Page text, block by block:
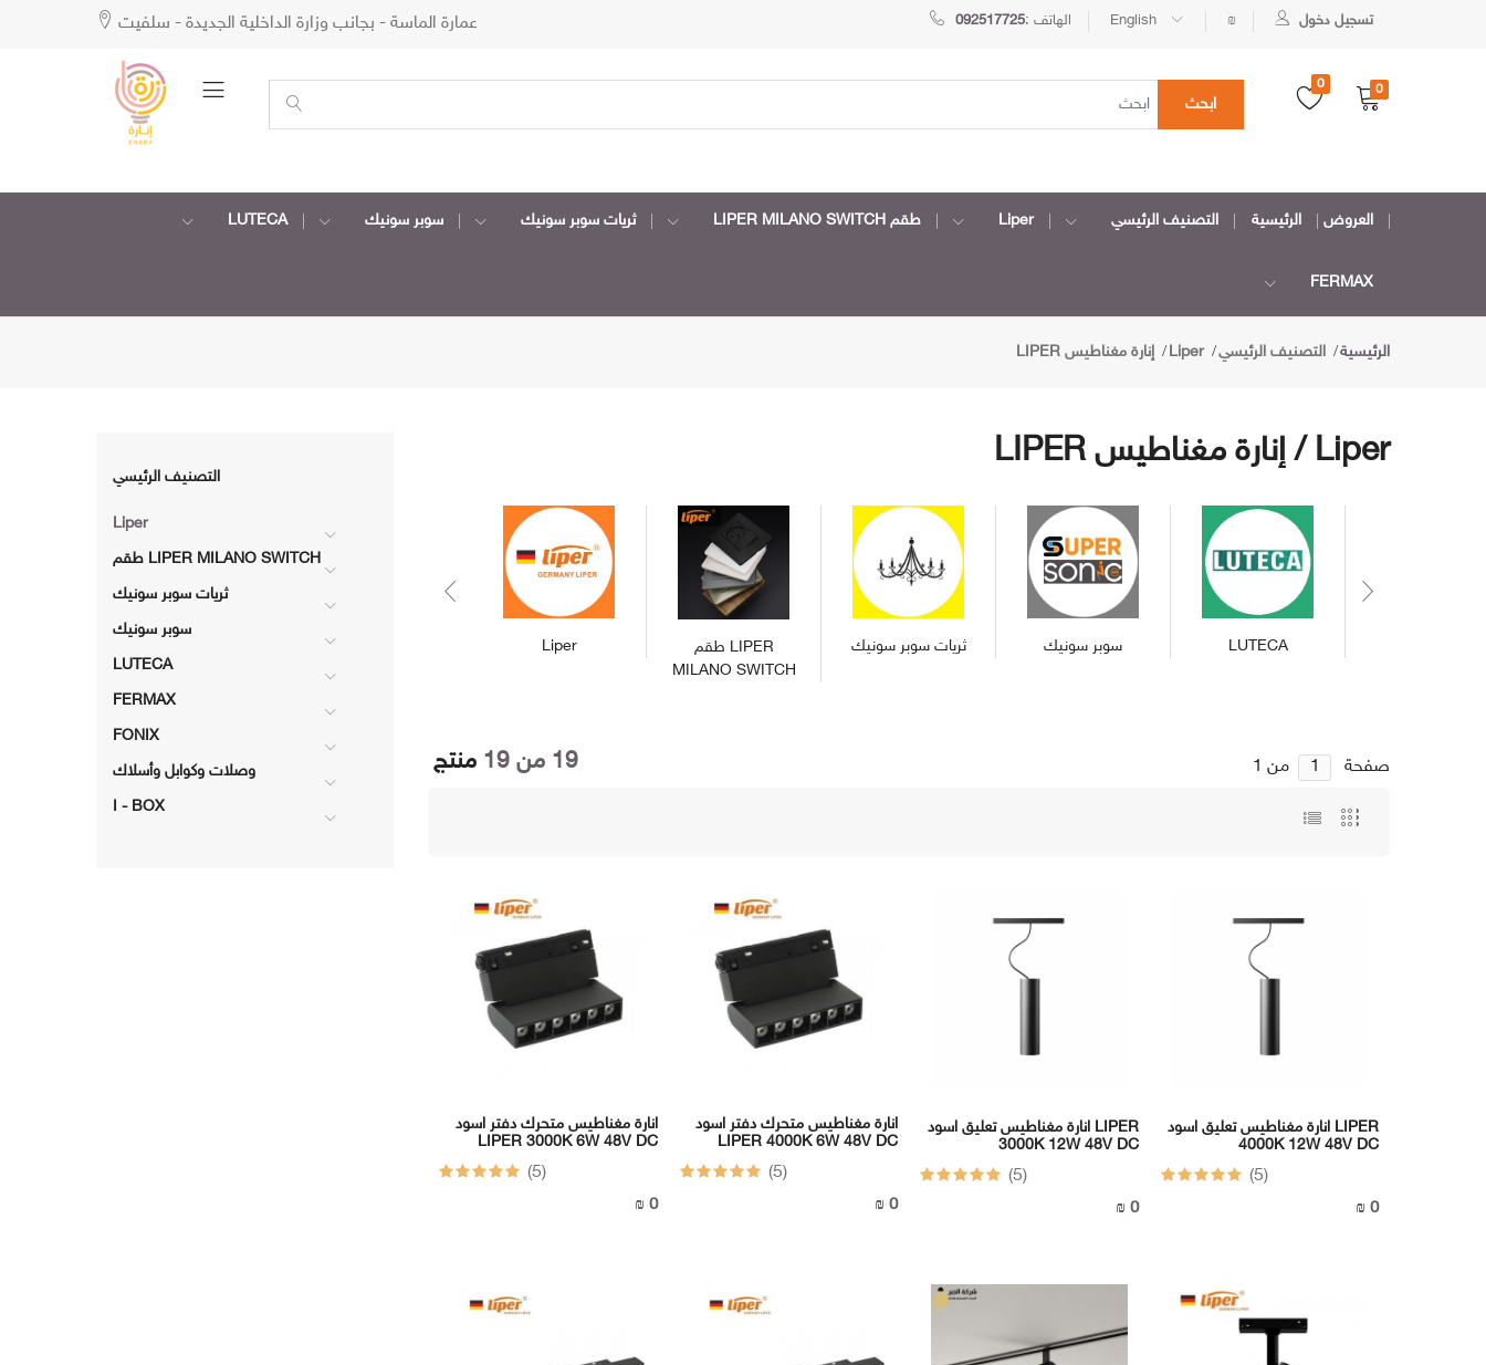
عمارة الماسة - بجانب وزارة الداخلية الجديدة - سلفيت الهاتف :092517725 English ₪ تسجيل دخول
ابحث
0 0
TOTAL 0 ₪
سلة المشتريات Checkout
العروض الرئيسية التصنيف الرئيسي Liper طقم LIPER MILANO SWITCH ثريات سوبر سونيك سوبر سونيك LUTECA
FERMAX
الرئيسية التصنيف الرئيسي Liper إنارة مغناطيس LIPER
التصنيف الرئيسي
Liper
طقم LIPER MILANO SWITCH
ثريات سوبر سونيك
سوبر سونيك
LUTECA
FERMAX
FONIX
وصلات وكوابل وأسلاك
I - BOX
Liper / إنارة مغناطيس LIPER
وأسلاك
I - BOX
MILANO SWITCH
ثريات سوبر سونيك سوبر سونيك LUTECA
19 من 19 منتج صفحة من 1
انارة مغناطيس متحرك دفتر اسود
LIPER 3000K 6W 48V DC
(5)
0 ₪
انارة مغناطيس متحرك دفتر اسود
LIPER 4000K 6W 48V DC
(5)
0 ₪
انارة مغناطيس تعليق اسود LIPER
3000K 12W 48V DC
(5)
0 ₪
انارة مغناطيس تعليق اسود LIPER
4000K 12W 48V DC
(5)
0 ₪